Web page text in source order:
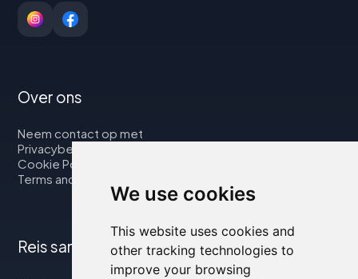
We use cookies
This website uses cookies and
other tracking technologies to
improve your browsing
Over ons
Neem contact op met
Privacybeleid
Cookie Policy
Terms and Conditions
Reis samen met ons